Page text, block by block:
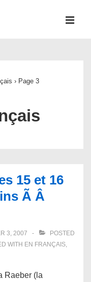
› Page 3
15 et 16
Ã Â
3, 2007
POSTED
WITH EN FRANÇAIS,
Raeber (la